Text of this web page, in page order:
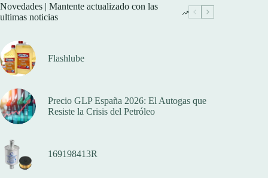
Novedades | Mantente actualizado con las
ultimas noticias
Flashlube
Precio GLP España 2026: El Autogas que
Resiste la Crisis del Petróleo
169198413R